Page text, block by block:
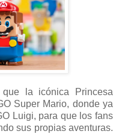
la icónica Princesa
Super Mario, donde ya
Luigi, para que los fans
sus propias aventuras.